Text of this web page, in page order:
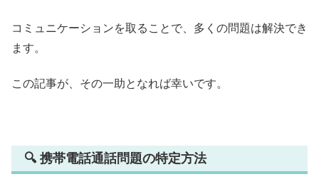
コミュニケーションを取ることで、多くの問題は解決でき
ます。
この記事が、その一助となれば幸いです。
🔍 携帯電話通話問題の特定方法